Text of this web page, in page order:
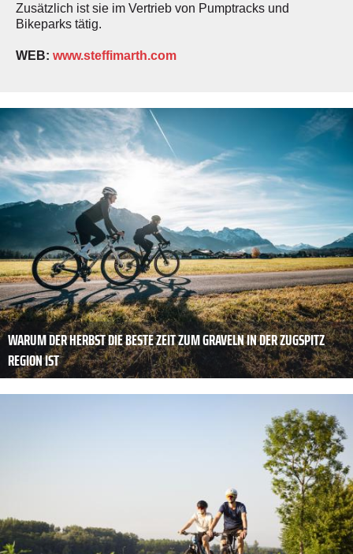
Zusätzlich ist sie im Vertrieb von Pumptracks und
Bikeparks tätig.
WEB: www.steffimarth.com
WARUM DER HERBST DIE BESTE ZEIT ZUM GRAVELN IN DER ZUGSPITZ
REGION IST